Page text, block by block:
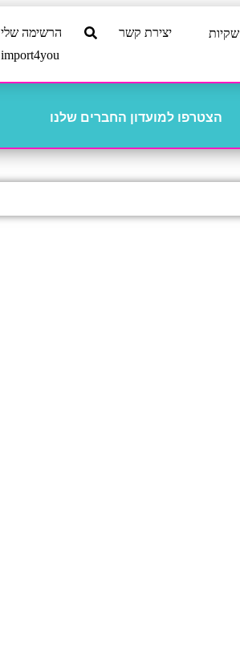
שקיות יצירת קשר
הרשימה שלי
import4you
הצטרפו למועדון החברים שלנו